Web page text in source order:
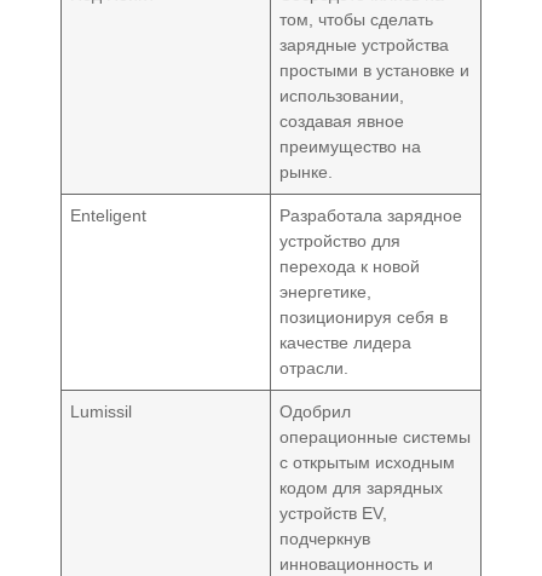
том, чтобы сделать
зарядные устройства
простыми в установке и
использовании,
создавая явное
преимущество на
рынке.
Enteligent
Разработала зарядное
устройство для
перехода к новой
энергетике,
позиционируя себя в
качестве лидера
отрасли.
Lumissil
Одобрил
операционные системы
с открытым исходным
кодом для зарядных
устройств EV,
подчеркнув
инновационность и